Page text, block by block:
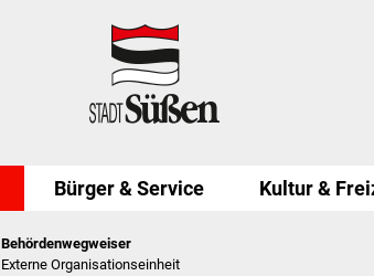
Bürger & Service Kultur &
Behördenwegweiser
Externe Organisationseinheit